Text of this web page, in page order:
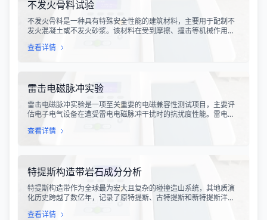
不发火骨料试验
不发火骨料是一种具有特殊安全性能的建筑材料，主要用于配制不
发火混凝土或不发火砂浆。该材料在受到摩擦、撞击等机械作用
炸事故的风险。不发火骨料试验是评定该类材料安全性能的关键检
查看详情
雷击电磁脉冲实验
雷击电磁脉冲实验是一项至关重要的电磁兼容性测试项目，主要评
估电子电气设备在遭受雷电电磁脉冲干扰时的抗扰度性能。雷电作
具有上升时间快、持续时间短、能量密度高等特点，可能对周围的
查看详情
特提斯构造带岩石成分分析
特提斯构造带作为全球最为宏大且复杂的碰撞造山系统，其地质演
化历史跨越了数亿年，记录了原特提斯、古特提斯和新特提斯洋的
板块俯冲、碰撞造山机制以及成矿作用规律的关键手段。特提斯构
查看详情